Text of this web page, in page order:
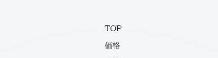
TOP
価格